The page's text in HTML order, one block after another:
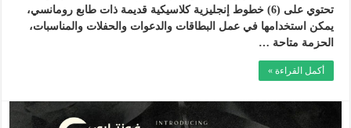
تحتوي على (6) خطوط إنجليزية كلاسيكية قديمة ذات طابع رومانسي،
يمكن استخدامها في عمل البطاقات والدعوات والحفلات والمناسبات،
الحزمة متاحة …
أكمل القراءة »